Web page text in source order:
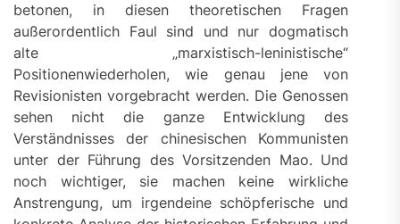
betonen, in diesen theoretischen Fragen
außerordentlich Faul sind und nur dogmatisch
alte „marxistisch-leninistische“
Positionenwiederholen, wie genau jene von
Revisionisten vorgebracht werden. Die Genossen
sehen nicht die ganze Entwicklung des
Verständnisses der chinesischen Kommunisten
unter der Führung des Vorsitzenden Mao. Und
noch wichtiger, sie machen keine wirkliche
Anstrengung, um irgendeine schöpferische und